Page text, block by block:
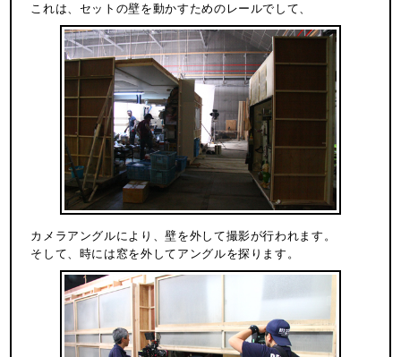
これは、セットの壁を動かすためのレールでして、
カメラアングルにより、壁を外して撮影が行われます。
そして、時には窓を外してアングルを探ります。